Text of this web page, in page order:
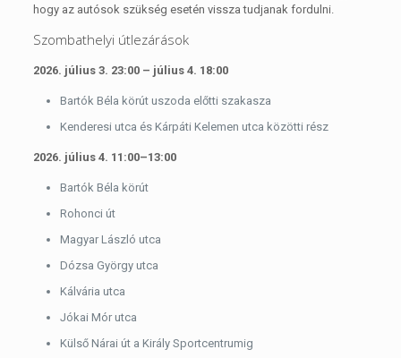
hogy az autósok szükség esetén vissza tudjanak fordulni.
Szombathelyi útlezárások
2026. július 3. 23:00 – július 4. 18:00
Bartók Béla körút uszoda előtti szakasza
Kenderesi utca és Kárpáti Kelemen utca közötti rész
2026. július 4. 11:00–13:00
Bartók Béla körút
Rohonci út
Magyar László utca
Dózsa György utca
Kálvária utca
Jókai Mór utca
Külső Nárai út a Király Sportcentrumig